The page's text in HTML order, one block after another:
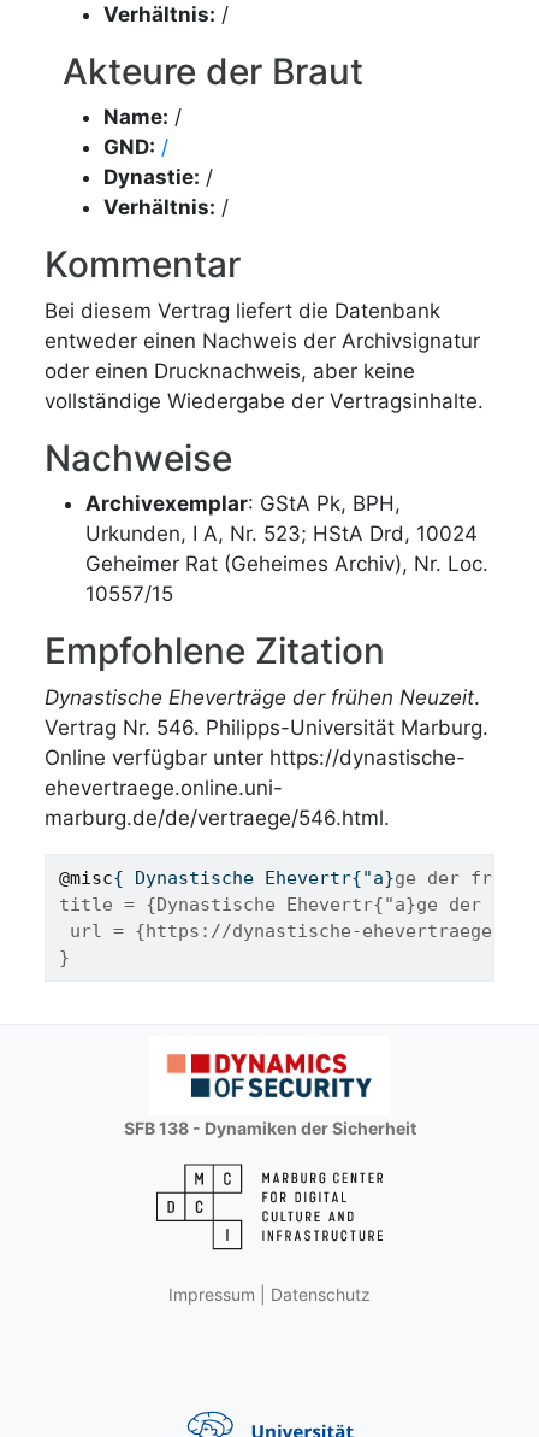
Verhältnis: /
Akteure der Braut
Name: /
GND: /
Dynastie: /
Verhältnis: /
Kommentar
Bei diesem Vertrag liefert die Datenbank
entweder einen Nachweis der Archivsignatur
oder einen Drucknachweis, aber keine
vollständige Wiedergabe der Vertragsinhalte.
Nachweise
Archivexemplar: GStA Pk, BPH,
Urkunden, I A, Nr. 523; HStA Drd, 10024
Geheimer Rat (Geheimes Archiv), Nr. Loc.
10557/15
Empfohlene Zitation
Dynastische Eheverträge der frühen Neuzeit.
Vertrag Nr. 546. Philipps-Universität Marburg.
Online verfügbar unter https://dynastische-
ehevertraege.online.uni-
marburg.de/de/vertraege/546.html.
@misc{ Dynastische Ehevertr{"a}ge der
title = {Dynastische Ehevertr{"a}ge der
url = {https://dynastische-
}
SFB 138 - Dynamiken der Sicherheit
Impressum Datenschutz